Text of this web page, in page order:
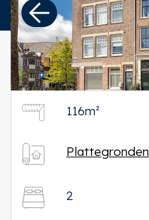
116m²
Plattegronden
2